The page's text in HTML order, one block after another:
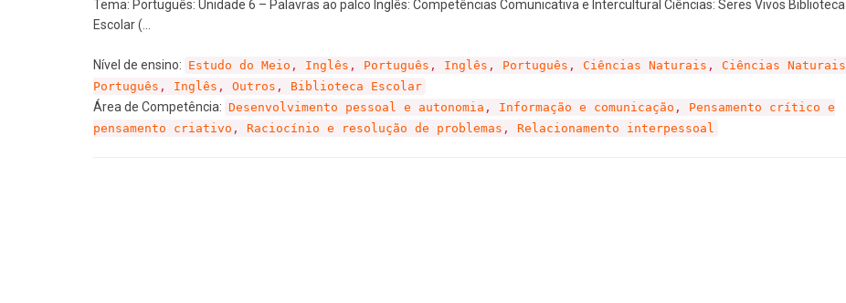
Tema: Português: Unidade 6 – Palavras ao palco Inglês: Competências Comunicativa e Intercultural Ciências: Seres Vivos Biblioteca
Escolar (…
Nível de ensino: Estudo do Meio , Inglês , Português , Inglês , Português , Ciências Naturais , Ciências Naturais
Português , Inglês , Outros , Biblioteca Escolar
Área de Competência: Desenvolvimento pessoal e autonomia , Informação e comunicação , Pensamento crítico e
pensamento criativo , Raciocínio e resolução de problemas , Relacionamento interpessoal